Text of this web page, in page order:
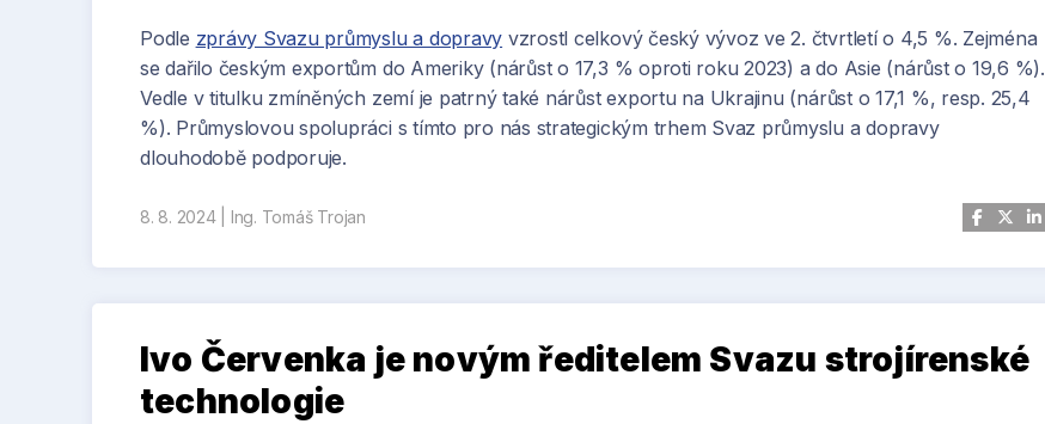
Podle zprávy Svazu průmyslu a dopravy vzrostl celkový český vývoz ve 2. čtvrtletí o 4,5 %. Zejména
se dařilo českým exportům do Ameriky (nárůst o 17,3 % oproti roku 2023) a do Asie (nárůst o 19,6 %).
Vedle v titulku zmíněných zemí je patrný také nárůst exportu na Ukrajinu (nárůst o 17,1 %, resp. 25,4
%). Průmyslovou spolupráci s tímto pro nás strategickým trhem Svaz průmyslu a dopravy
dlouhodobě podporuje.
8. 8. 2024| Ing. Tomáš Trojan
Ivo Červenka je novým ředitelem Svazu strojírenské
technologie